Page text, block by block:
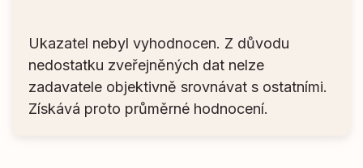
Ukazatel nebyl vyhodnocen. Z důvodu
nedostatku zveřejněných dat nelze
zadavatele objektivně srovnávat s ostatními.
Získává proto průměrné hodnocení.